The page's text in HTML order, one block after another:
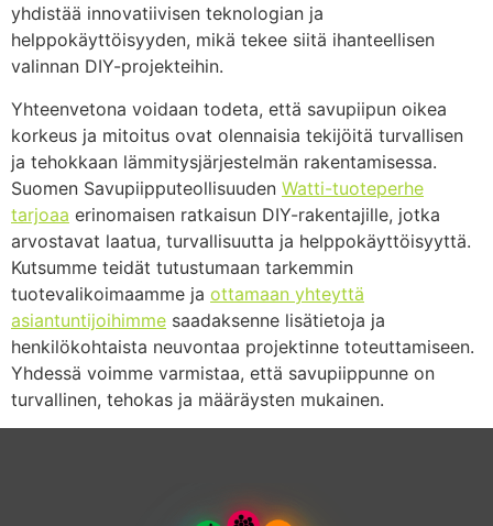
yhdistää innovatiivisen teknologian ja
helppokäyttöisyyden, mikä tekee siitä ihanteellisen
valinnan DIY-projekteihin.
Yhteenvetona voidaan todeta, että savupiipun oikea
korkeus ja mitoitus ovat olennaisia tekijöitä turvallisen
ja tehokkaan lämmitysjärjestelmän rakentamisessa.
Suomen Savupiipputeollisuuden Watti-tuoteperhe
tarjoaa erinomaisen ratkaisun DIY-rakentajille, jotka
arvostavat laatua, turvallisuutta ja helppokäyttöisyyttä.
Kutsumme teidät tutustumaan tarkemmin
tuotevalikoimaamme ja ottamaan yhteyttä
asiantuntijoihimme saadaksenne lisätietoja ja
henkilökohtaista neuvontaa projektinne toteuttamiseen.
Yhdessä voimme varmistaa, että savupiippunne on
turvallinen, tehokas ja määräysten mukainen.